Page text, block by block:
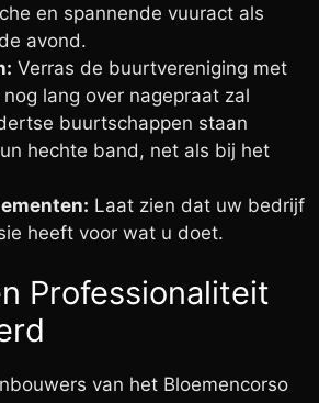
en spannende vuuract als
avond.
Verras de buurtvereniging met
lang over nagepraat zal
buurtschappen staan
hechte band, net als bij het
Laat zien dat uw bedrijf
heeft voor wat u doet.
Professionaliteit
van het Bloemencorso